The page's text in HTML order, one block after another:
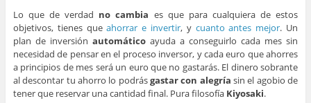
Lo que de verdad no cambia es que para cualquiera de estos
objetivos, tienes queahorrar e invertir, y cuanto antes mejor. Un
plan de inversión automático ayuda a conseguirlo cada mes sin
necesidad de pensar en el proceso inversor, y cada euro que ahorres
a principios de mes será un euro que no gastarás. El dinero sobrante
al descontar tu ahorro lo podrásgastar con alegría sin el agobio de
tener que reservar una cantidad final. Pura filosofía Kiyosaki.